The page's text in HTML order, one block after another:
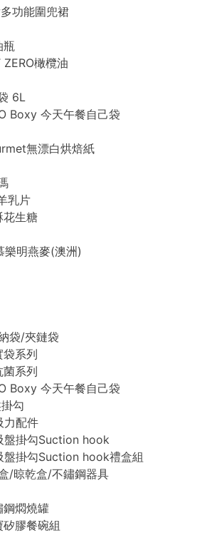
功能圍兜裙
瓶
橄欖油
6L
Boxy 今天午餐自己袋
無漂白烘焙紙
乳片
花生糖
明燕麥(澳洲)
袋/夾鏈袋
袋系列
菌系列
Boxy 今天午餐自己袋
勾
力配件
盤掛勾Suction hook
盤掛勾Suction hook禮盒組
/晾乾盒/不鏽鋼器具
鋼燜燒罐
膠餐碗組